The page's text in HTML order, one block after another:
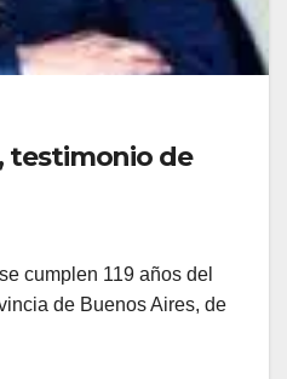
testimonio de
cumplen 119 años del
de Buenos Aires, de